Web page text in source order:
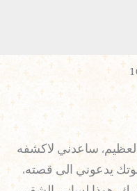
ساعدني لاكشفه
يدعوني الى قصته،